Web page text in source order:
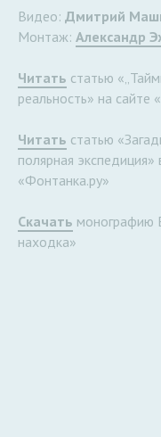
Видео: Дмитрий
Монтаж: Александр
Читать статью
реальность» на сайте
Читать статью
полярная
«Фонтанка.ру»
Скачать монографию
находка»